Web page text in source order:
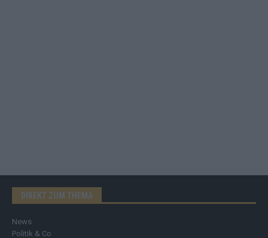
DIREKT ZUM THEMA
News
Politik & Co